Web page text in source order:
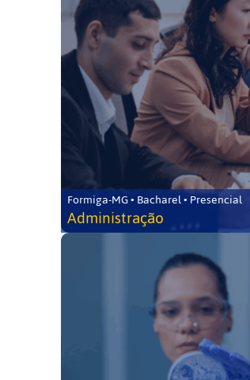
Formiga-MG • Bacharel • Presencial
Administração